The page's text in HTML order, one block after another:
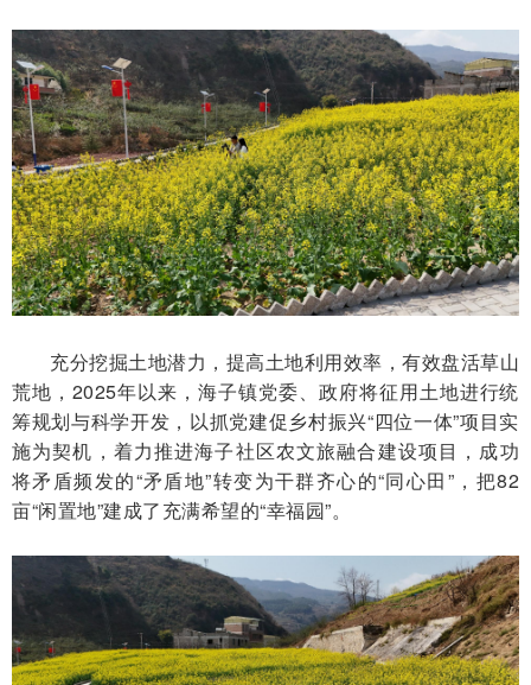
充分挖掘土地潜力，提高土地利用效率，有效盘活草山
荒地，2025年以来，海子镇党委、政府将征用土地进行统
筹规划与科学开发，以抓党建促乡村振兴“四位一体”项目实
施为契机，着力推进海子社区农文旅融合建设项目，成功
将矛盾频发的“矛盾地”转变为干群齐心的“同心田”，把82
亩“闲置地”建成了充满希望的“幸福园”。